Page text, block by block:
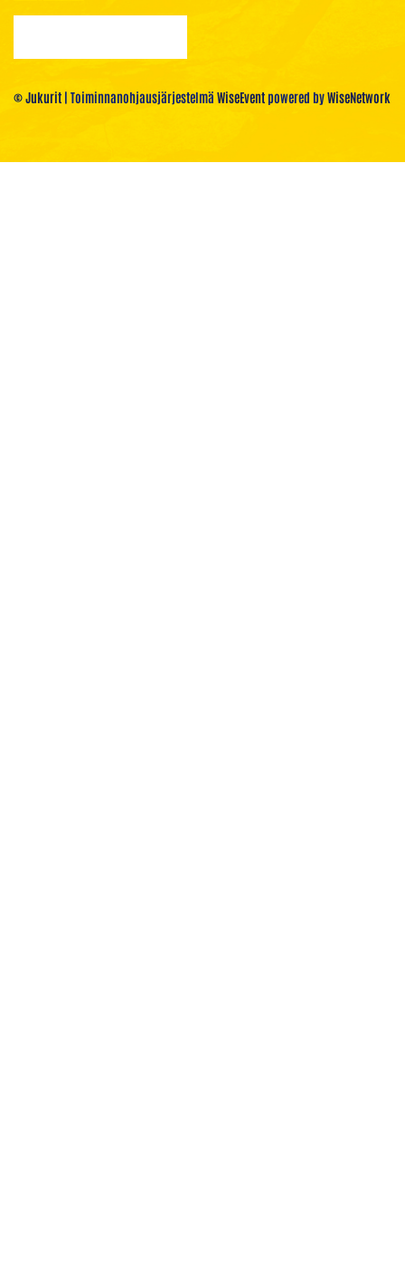
© Jukurit | Toiminnanohjausjärjestelmä WiseEventpowered byWiseNetwork